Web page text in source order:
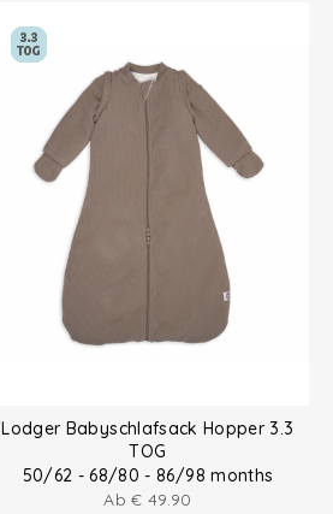
Lodger Babyschlafsack Hopper 3.3
TOG
50/62 - 68/80 - 86/98 months
Ab€ 49.90